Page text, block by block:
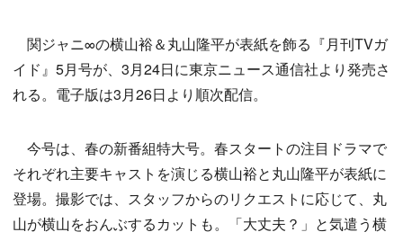
関ジャニ∞の横山裕＆丸山隆平が表紙を飾る『月刊TVガ
イド』5月号が、3月24日に東京ニュース通信社より発売さ
れる。電子版は3月26日より順次配信。
今号は、春の新番組特大号。春スタートの注目ドラマで
それぞれ主要キャストを演じる横山裕と丸山隆平が表紙に
登場。撮影では、スタッフからのリクエストに応じて、丸
山が横山をおんぶするカットも。「大丈夫？」と気遣う横